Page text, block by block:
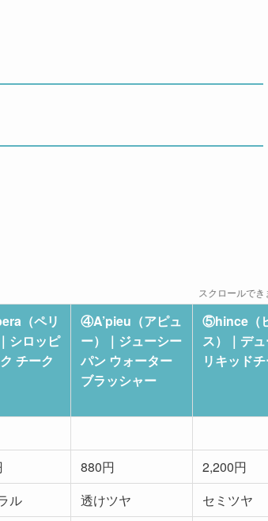
スクロールで
（ペリ
シロッピ
チーク
④A’pieu（アピュ
ー）｜ジューシー
パン ウォーター
ブラッシャー
⑤hince（
ス）｜デュ
リキッド
880円 2,200円
ル 透けツヤ セミツヤ